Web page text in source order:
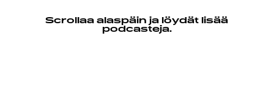
Scrollaa alaspäin ja löydät lisää
podcasteja.